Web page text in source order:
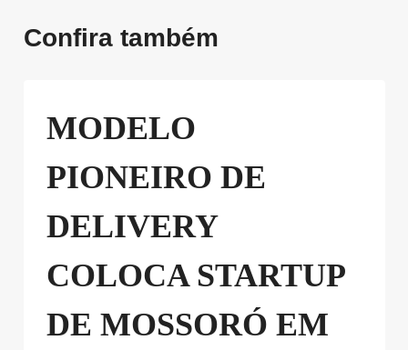
Confira também
MODELO
PIONEIRO DE
DELIVERY
COLOCA STARTUP
DE MOSSORÓ EM